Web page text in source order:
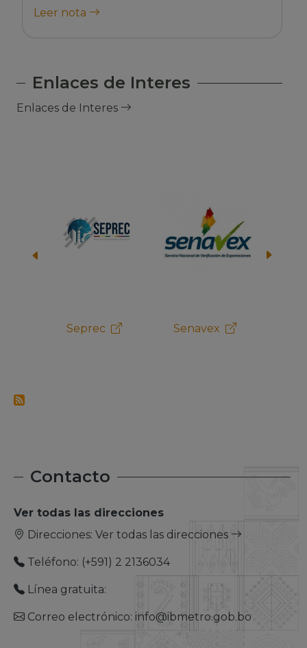
Leer nota
Enlaces de Interes
Enlaces de Interes
Senavex Senapi
Contacto
Ver todas las direcciones
Direcciones: Ver todas las direcciones
Teléfono: (+591) 2 2136034
Línea gratuita:
Correo electrónico: info@ibmetro.gob.bo